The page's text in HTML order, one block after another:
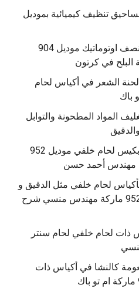
تنظيف كيميائية بموديل
‫ماكينه تعبئه حبوب وحبيبات نصف اوتوماتيك موديل 904
لحنة الشعر في أكياس لحام
المواد المطحونة والتوابل
‫شرح ماكينة تعبئة تمر هندي بكيس لحام خلفي موديل 952
بأكياس لحام خلفي مثل الدقيق و
النشا و اللبن البودرة موديل 952 ماركة مهندس منسي شرح
ذات لحام خلفي لحام سنتر
كالنشا في أكياس ذات